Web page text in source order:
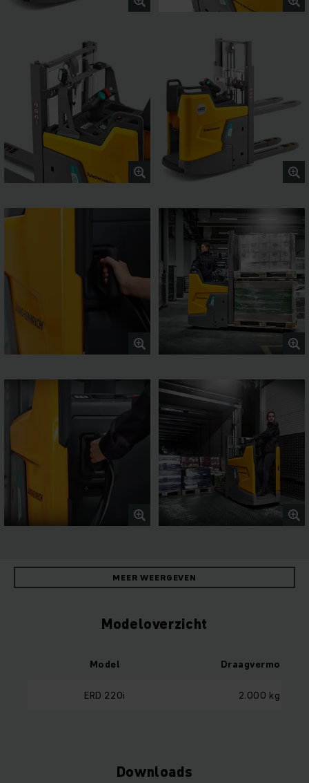
MEER WEERGEVEN
Modeloverzicht
Model Draagvermogen
ERD 220i 2.000 kg
Downloads